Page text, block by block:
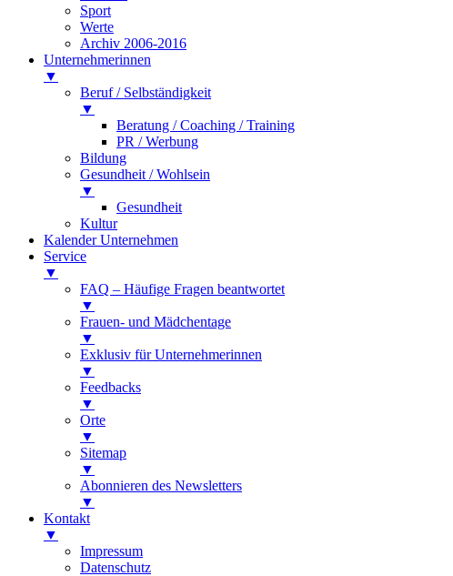
Sport
Werte
Archiv 2006-2016
Unternehmerinnen
▼
Beruf / Selbständigkeit
▼
Beratung / Coaching / Training
PR / Werbung
Bildung
Gesundheit / Wohlsein
▼
Gesundheit
Kultur
Kalender Unternehmen
Service
▼
FAQ – Häufige Fragen beantwortet
▼
Frauen- und Mädchentage
▼
Exklusiv für Unternehmerinnen
▼
Feedbacks
▼
Orte
▼
Sitemap
▼
Abonnieren des Newsletters
▼
Kontakt
▼
Impressum
Datenschutz